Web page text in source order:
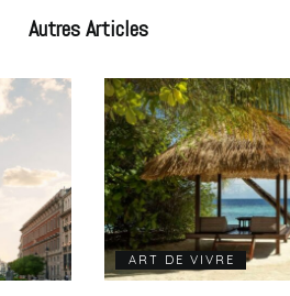
AutresArticles
ART DE VIVRE